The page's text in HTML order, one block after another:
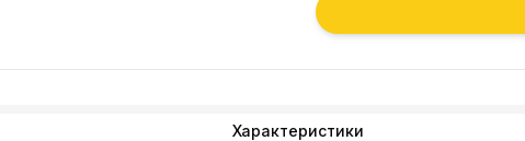
— Полка верхняя из
и каленого стекла
— Теплый свет,
Характеристики